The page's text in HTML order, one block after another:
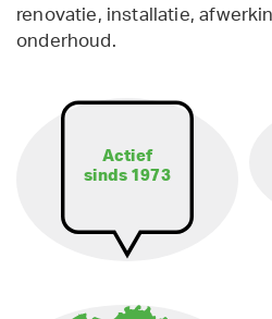
renovatie, installatie,
onderhoud.
Actief
sinds 1973